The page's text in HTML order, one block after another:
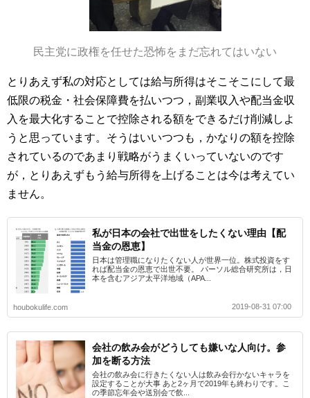
民主党に政権を任せた恐怖をまだ忘れてはいない
とりあえず私の対応としては給与所得はそこそこにして最
低限の税金・社会保障費を払いつつ，副業収入や配当金収
入を最大化することで控除される額をできるだけ削減しよ
うと思っています。そうはいいつつも，かなりの額を控除
されているのであまり戦略がうまくいっていないのです
が，とりあえずもう給与所得を上げることは今は考えてい
ません。
私が日本の会社で出世をしたくない理由【配
当金の恩恵】
日本は管理職になりたくない人が世界一位。株式投資をす
れば配当金の恩恵で出世不要。 パーソル総合研究所は，日
本を含むアジア太平洋地域（APA...
houbokulife.com 2019-08-31 07:00
会社の飲み会がどうしても嫌いな人向け。参
加を断る方法
会社の飲み会に行きたくない人は飲み会行かないキャラを
設定することが大事 あと2ヶ月で2019年も終わりです。こ
の季節忘年会や送別会で飲...